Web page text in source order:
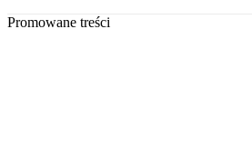
Promowane treści